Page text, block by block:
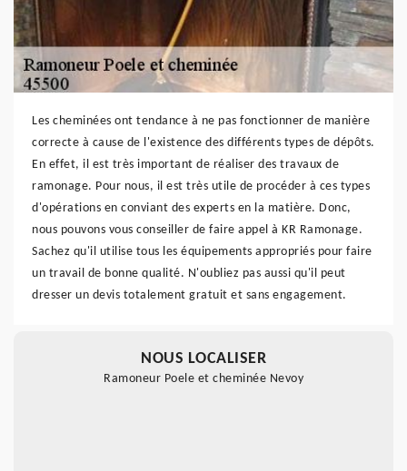
Les cheminées ont tendance à ne pas fonctionner de manière
correcte à cause de l'existence des différents types de dépôts.
En effet, il est très important de réaliser des travaux de
ramonage. Pour nous, il est très utile de procéder à ces types
d'opérations en conviant des experts en la matière. Donc,
nous pouvons vous conseiller de faire appel à KR Ramonage.
Sachez qu'il utilise tous les équipements appropriés pour faire
un travail de bonne qualité. N'oubliez pas aussi qu'il peut
dresser un devis totalement gratuit et sans engagement.
NOUS LOCALISER
Ramoneur Poele et cheminée Nevoy